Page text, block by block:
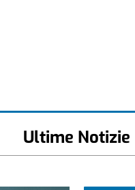
Ultime Notizie